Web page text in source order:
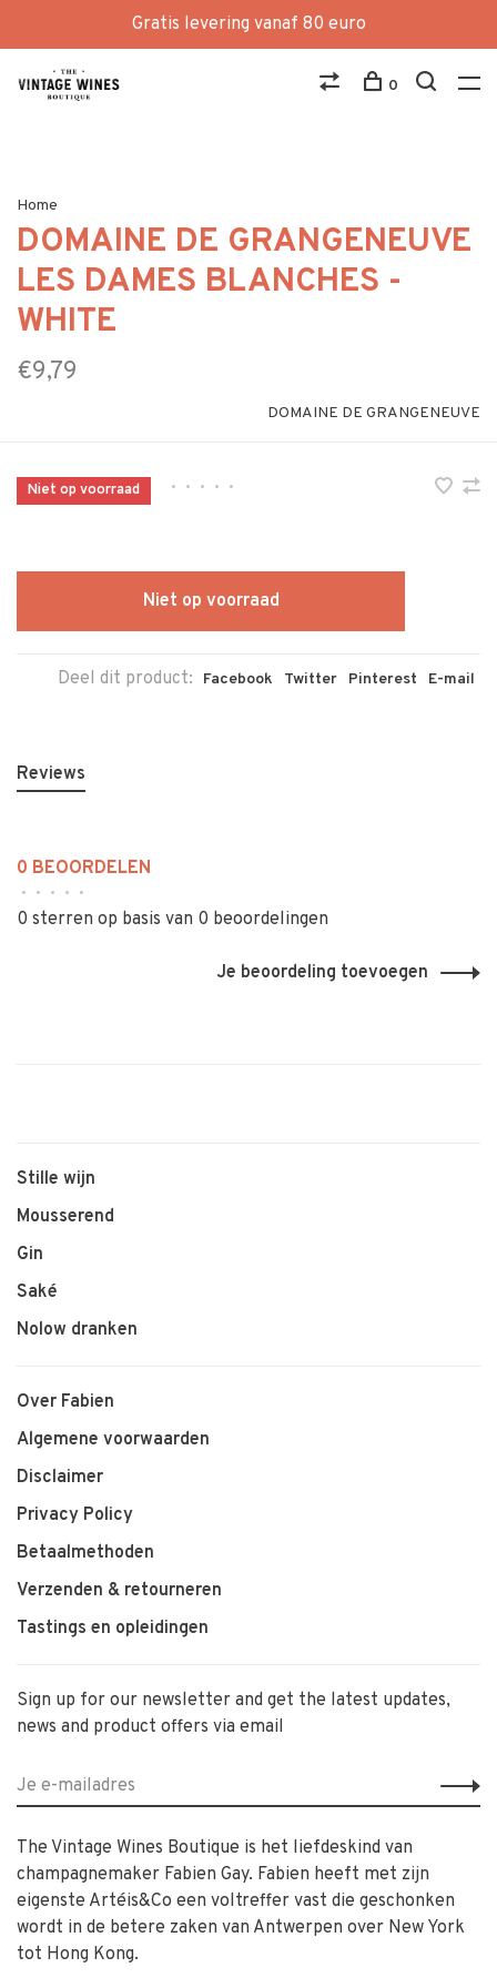
Gratis levering vanaf 80 euro
0
Home
DOMAINE DE GRANGENEUVE
LES DAMES BLANCHES -
WHITE
€9,79
DOMAINE DE GRANGENEUVE
Niet op voorraad • • • • •
Niet op voorraad
Deel dit product: Facebook Twitter Pinterest E-mail
Reviews
0 BEOORDELEN
• • • • •
0 sterren op basis van 0 beoordelingen
Je beoordeling toevoegen
Stille wijn
Mousserend
Gin
Saké
Nolow dranken
Over Fabien
Algemene voorwaarden
Disclaimer
Privacy Policy
Betaalmethoden
Verzenden & retourneren
Tastings en opleidingen
Sign up for our newsletter and get the latest updates,
news and product offers via email
The Vintage Wines Boutique is het liefdeskind van
champagnemaker Fabien Gay. Fabien heeft met zijn
eigenste Artéis&Co een voltreffer vast die geschonken
wordt in de betere zaken van Antwerpen over New York
tot Hong Kong.